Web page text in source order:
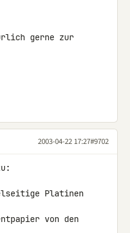
gerne zur
2003-04-22 17:27#9702
Platinen
von den